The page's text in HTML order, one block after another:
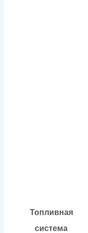
Топливная
система